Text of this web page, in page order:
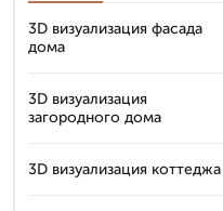
3D визуализация фасада
дома
3D визуализация
загородного дома
3D визуализация коттеджа